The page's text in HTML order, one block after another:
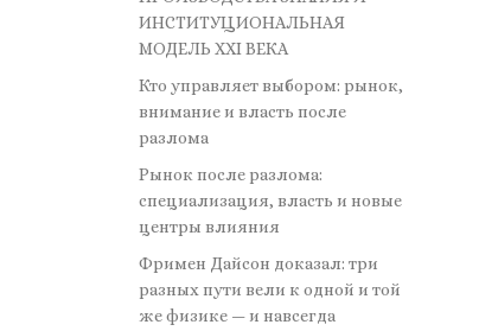
ИНСТИТУЦИОНАЛЬНАЯ
МОДЕЛЬ XXI ВЕКА
Кто управляет выбором: рынок,
внимание и власть после
разлома
Рынок после разлома:
специализация, власть и новые
центры влияния
Фримен Дайсон доказал: три
разных пути вели к одной и той
же физике — и навсегда